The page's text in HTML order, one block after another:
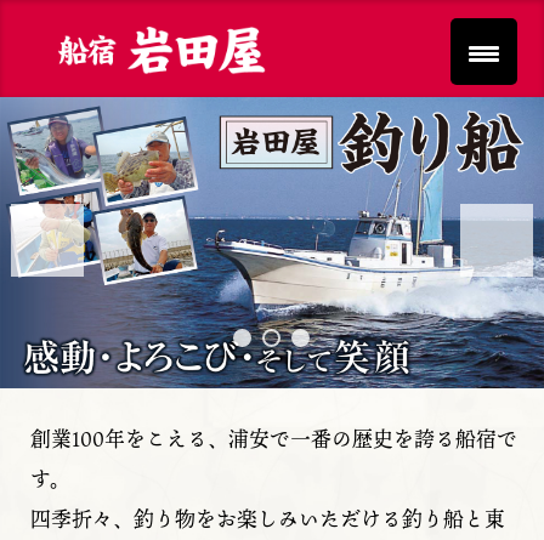
Previous
創業100年をこえる、浦安で一番の歴史を誇る船宿で
す。
四季折々、釣り物をお楽しみいただける釣り船と東